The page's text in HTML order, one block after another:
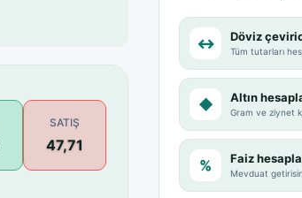
SATIŞ
47,71
↔ Döviz
Tüm tutarları
◆ Altın
Gram ve ziynet
% Faiz
Mevduat